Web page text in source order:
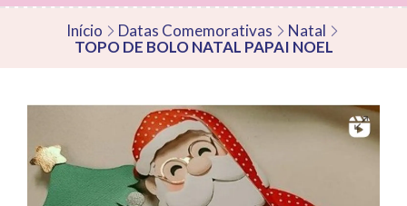
Início Datas Comemorativas
Natal
TOPO DE BOLO NATAL PAPAI NOEL